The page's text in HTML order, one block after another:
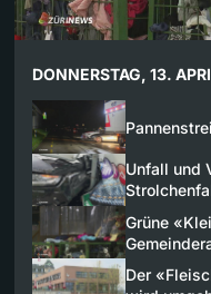
DONNERSTAG, 13.
Unfall und
Grüne
Der